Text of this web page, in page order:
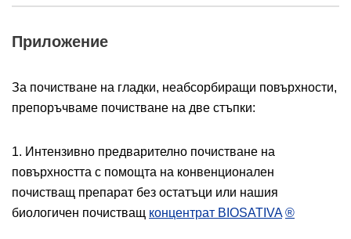
Приложение
За почистване на гладки, неабсорбиращи повърхности,
препоръчваме почистване на две стъпки:
1. Интензивно предварително почистване на
повърхността с помощта на конвенционален
почистващ препарат без остатъци или нашия
биологичен почистващ концентрат BIOSATIVA ®